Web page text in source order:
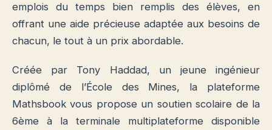
emplois du temps bien remplis des élèves, en
offrant une aide précieuse adaptée aux besoins de
chacun, le tout à un prix abordable.
Créée par Tony Haddad, un jeune ingénieur
diplômé de l’École des Mines, la plateforme
Mathsbook vous propose un soutien scolaire de la
6ème à la terminale multiplateforme disponible